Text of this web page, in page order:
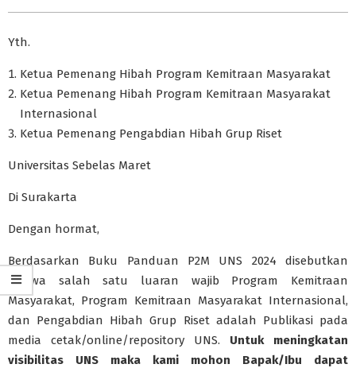
Yth.
Ketua Pemenang Hibah Program Kemitraan Masyarakat
Ketua Pemenang Hibah Program Kemitraan Masyarakat
Internasional
Ketua Pemenang Pengabdian Hibah Grup Riset
Universitas Sebelas Maret
Di Surakarta
Dengan hormat,
Berdasarkan Buku Panduan P2M UNS 2024 disebutkan
bahwa salah satu luaran wajib Program Kemitraan
Masyarakat, Program Kemitraan Masyarakat Internasional,
dan Pengabdian Hibah Grup Riset adalah Publikasi pada
media cetak/online/repository UNS. Untuk meningkatan
visibilitas UNS maka kami mohon Bapak/Ibu dapat